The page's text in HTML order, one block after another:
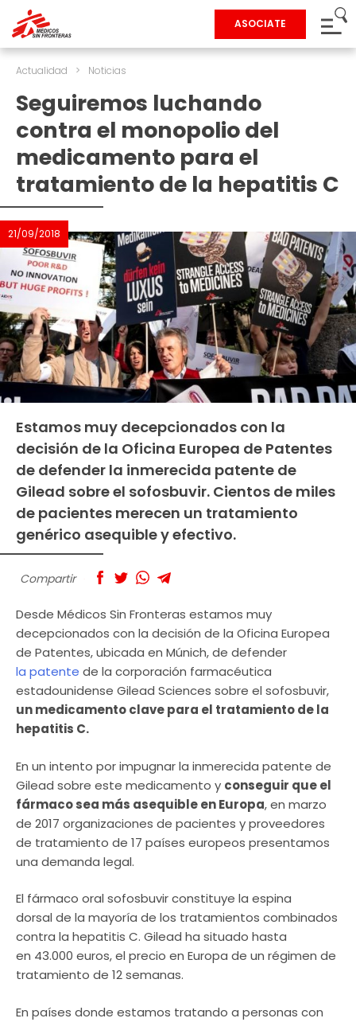
ASOCIATE
Actualidad > Noticias
Seguiremos luchando
contra el monopolio del
medicamento para el
tratamiento de la hepatitis C
21/09/2018
Estamos muy decepcionados con la
decisión de la Oficina Europea de Patentes
de defender la inmerecida patente de
Gilead sobre el sofosbuvir. Cientos de miles
de pacientes merecen un tratamiento
genérico asequible y efectivo.
Compartir
Desde Médicos Sin Fronteras estamos muy
decepcionados con la decisión de la Oficina Europea
de Patentes, ubicada en Múnich, de defender
la patente de la corporación farmacéutica
estadounidense Gilead Sciences sobre el sofosbuvir,
un medicamento clave para el tratamiento de la
hepatitis C.
En un intento por impugnar la inmerecida patente de
Gilead sobre este medicamento y conseguir que el
fármaco sea más asequible en Europa, en marzo
de 2017 organizaciones de pacientes y proveedores
de tratamiento de 17 países europeos presentamos
una demanda legal.
El fármaco oral sofosbuvir constituye la espina
dorsal de la mayoría de los tratamientos combinados
contra la hepatitis C. Gilead ha situado hasta
en 43.000 euros, el precio en Europa de un régimen de
tratamiento de 12 semanas.
En países donde estamos tratando a personas con